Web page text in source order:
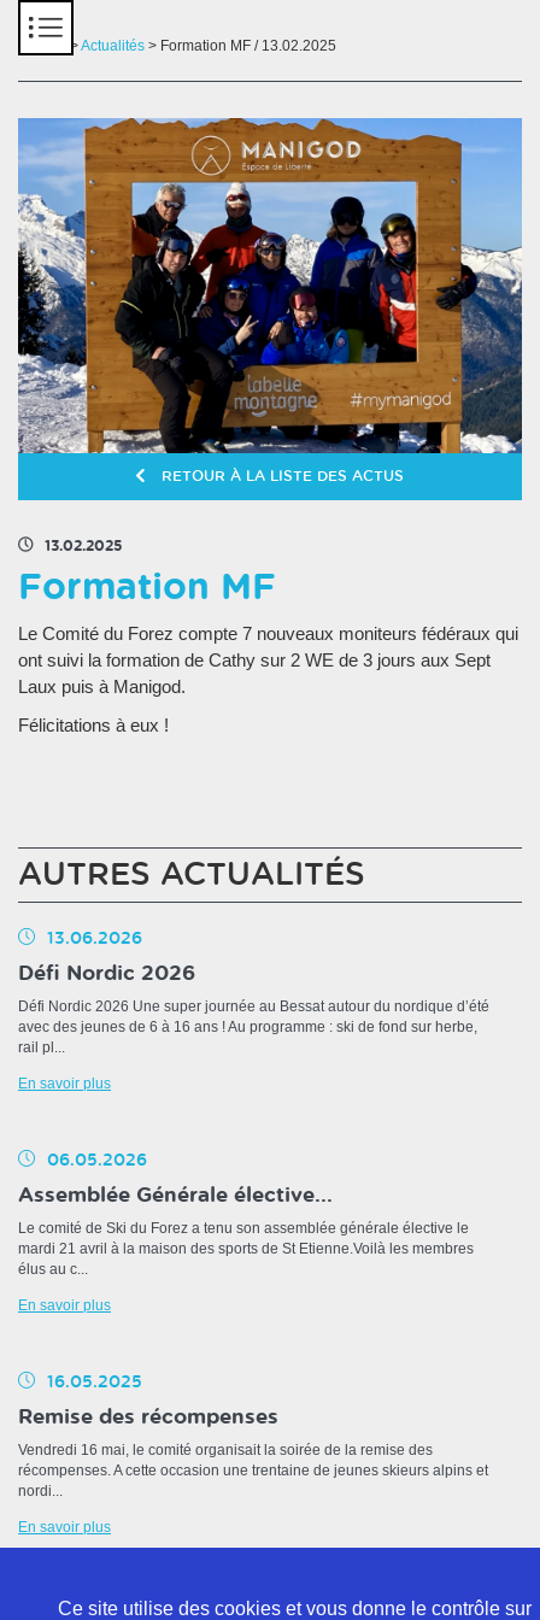
>Actualités > Formation MF / 13.02.2025
RETOUR À LA LISTE DES ACTUS
13.02.2025
Formation MF
Le Comité du Forez compte 7 nouveaux moniteurs fédéraux qui
ont suivi la formation de Cathy sur 2 WE de 3 jours aux Sept
Laux puis à Manigod.
Félicitations à eux !
AUTRES ACTUALITÉS
13.06.2026
Défi Nordic 2026
Défi Nordic 2026 Une super journée au Bessat autour du nordique d’été
avec des jeunes de 6 à 16 ans ! Au programme : ski de fond sur herbe,
rail pl...
En savoir plus
06.05.2026
Assemblée Générale élective...
Le comité de Ski du Forez a tenu son assemblée générale élective le
mardi 21 avril à la maison des sports de St Etienne.Voilà les membres
élus au c...
En savoir plus
16.05.2025
Remise des récompenses
Vendredi 16 mai, le comité organisait la soirée de la remise des
récompenses. A cette occasion une trentaine de jeunes skieurs alpins et
nordi...
En savoir plus
Ce site utilise des cookies et vous donne le contrôle sur